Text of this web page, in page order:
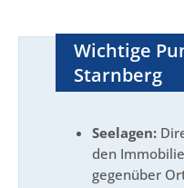
Wichtige
Starnberg
Seelagen:
den
gegenüber